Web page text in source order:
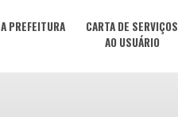
A PREFEITURA
CARTA DE SERVIÇOS
AO USUÁRIO